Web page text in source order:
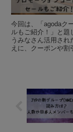
今回は、「agodaク
ルもご紹介！」と題
うみなさん活用され
えに、クーポンや割